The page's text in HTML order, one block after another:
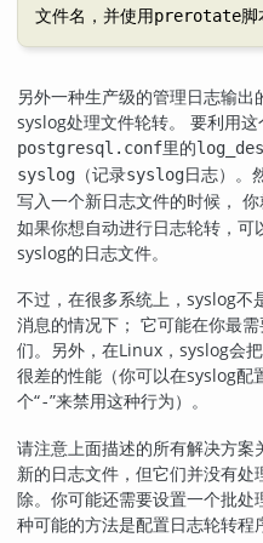
文件名，并使用prerotate脚
另外一种生产级的管理日志输
syslog处理文件轮转。 要利用
postgresql.conf里的
syslog （记录syslog日志）。
写入一个新日志文件的时候，
如果你想自动进行日志轮转，可
syslog的日志文件。
不过，在很多系统上， syslog不
消息的情况下； 它可能在你最
们。另外，在Linux ， syslog会
很差的性能（你可以在syslog配
个“-”来禁用这种行为）。
请注意上面描述的所有解决方
新的日志文件，但它们并没有
除。你可能还需要设置一个批
种可能的方法是配置日志轮转程